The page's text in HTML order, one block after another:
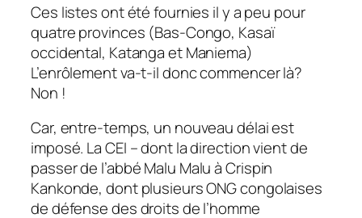
Ces listes ont été fournies il y a peu pour
quatre provinces (Bas-Congo, Kasaï
occidental, Katanga et Maniema)
L’enrôlement va-t-il donc commencer là?
Non !
Car, entre-temps, un nouveau délai est
imposé. La CEI – dont la direction vient de
passer de l’abbé Malu Malu à Crispin
Kankonde, dont plusieurs ONG congolaises
de défense des droits de l’homme